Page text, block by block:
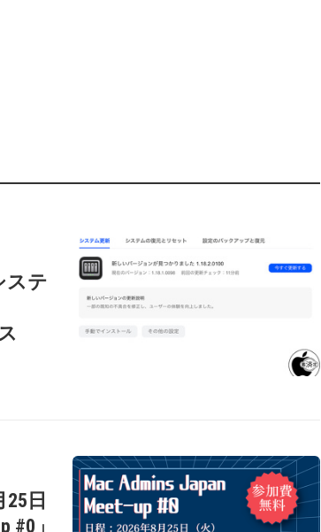
ステ
25日
#0」